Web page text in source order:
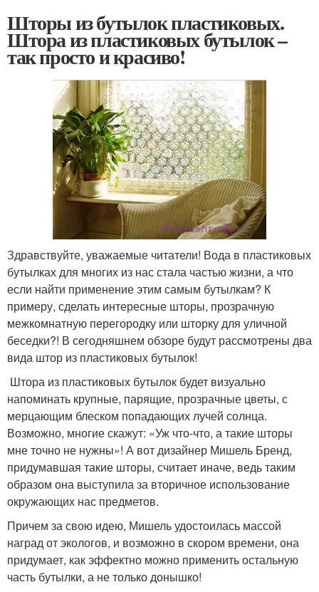
Шторы из бутылок пластиковых.
Штора из пластиковых бутылок –
так просто и красиво!
Здравствуйте, уважаемые читатели! Вода в пластиковых
бутылках для многих из нас стала частью жизни, а что
если найти применение этим самым бутылкам? К
примеру, сделать интересные шторы, прозрачную
межкомнатную перегородку или шторку для уличной
беседки?! В сегодняшнем обзоре будут рассмотрены два
вида штор из пластиковых бутылок!
Штора из пластиковых бутылок будет визуально
напоминать крупные, парящие, прозрачные цветы, с
мерцающим блеском попадающих лучей солнца.
Возможно, многие скажут: «Уж что-что, а такие шторы
мне точно не нужны»! А вот дизайнер Мишель Бренд,
придумавшая такие шторы, считает иначе, ведь таким
образом она выступила за вторичное использование
окружающих нас предметов.
Причем за свою идею, Мишель удостоилась массой
наград от экологов, и возможно в скором времени, она
придумает, как эффектно можно применить остальную
часть бутылки, а не только донышко!